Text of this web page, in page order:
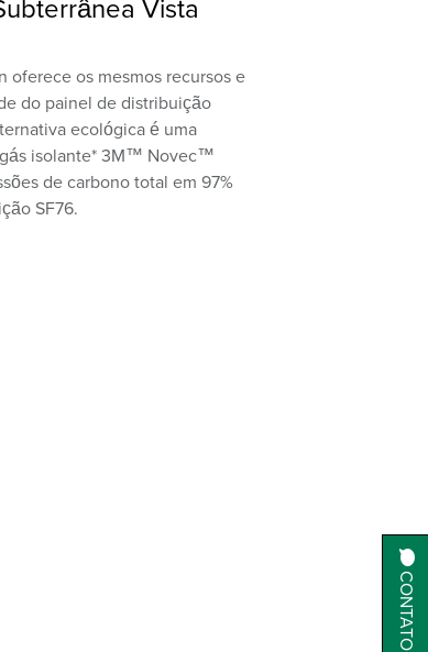
CONTATO
Vista
oferece os mesmos recursos e
do painel de distribuição
ecológica é uma
isolante* 3M™ Novec™
de carbono total em 97%
SF76.